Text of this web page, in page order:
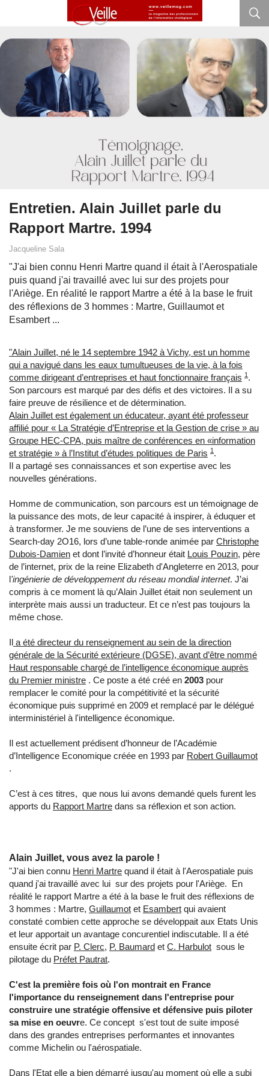
Entretien. Alain Juillet parle du
Rapport Martre. 1994
Jacqueline Sala
"J'ai bien connu Henri Martre quand il était à l'Aerospatiale
puis quand j'ai travaillé avec lui sur des projets pour
l'Ariège. En réalité le rapport Martre a été à la base le fruit
des réflexions de 3 hommes : Martre, Guillaumot et
Esambert ...
"Alain Juillet, né le 14 septembre 1942 à Vichy, est un homme
qui a navigué dans les eaux tumultueuses de la vie, à la fois
comme dirigeant d’entreprises et haut fonctionnaire français 1.
Son parcours est marqué par des défis et des victoires. Il a su
faire preuve de résilience et de détermination.
Alain Juillet est également un éducateur, ayant été professeur
affilié pour « La Stratégie d’Entreprise et la Gestion de crise » au
Groupe HEC-CPA, puis maître de conférences en «information
et stratégie » à l’Institut d’études politiques de Paris 1.
Il a partagé ses connaissances et son expertise avec les
nouvelles générations.
Homme de communication, son parcours est un témoignage de
la puissance des mots, de leur capacité à inspirer, à éduquer et
à transformer. Je me souviens de l’une de ses interventions a
Search-day 2O16, lors d’une table-ronde animée par Christophe
Dubois-Damien et dont l’invité d’honneur était Louis Pouzin, père
de l’internet, prix de la reine Elizabeth d'Angleterre en 2013, pour
l'ingénierie de développement du réseau mondial internet. J’ai
compris à ce moment là qu’Alain Juillet était non seulement un
interprète mais aussi un traducteur. Et ce n’est pas toujours la
même chose.
Il a été directeur du renseignement au sein de la direction
générale de la Sécurité extérieure (DGSE), avant d’être nommé
Haut responsable chargé de l’intelligence économique auprès
du Premier ministre . Ce poste a été créé en 2003 pour
remplacer le comité pour la compétitivité et la sécurité
économique puis supprimé en 2009 et remplacé par le délégué
interministériel à l'intelligence économique.
Il est actuellement prédisent d’honneur de l’Académie
d’Intelligence Economique créée en 1993 par Robert Guillaumot
.
C’est à ces titres, que nous lui avons demandé quels furent les
apports du Rapport Martre dans sa réflexion et son action.
Alain Juillet, vous avez la parole !
"J'ai bien connu Henri Martre quand il était à l'Aerospatiale puis
quand j'ai travaillé avec lui sur des projets pour l'Ariège. En
réalité le rapport Martre a été à la base le fruit des réflexions de
3 hommes : Martre, Guillaumot et Esambert qui avaient
constaté combien cette approche se développait aux Etats Unis
et leur apportait un avantage concurentiel indiscutable. Il a été
ensuite écrit par P. Clerc, P. Baumard et C. Harbulot sous le
pilotage du Préfet Pautrat.
C'est la première fois où l'on montrait en France
l'importance du renseignement dans l'entreprise pour
construire une stratégie offensive et défensive puis piloter
sa mise en oeuvre. Ce concept s'est tout de suite imposé
dans des grandes entreprises performantes et innovantes
comme Michelin ou l'aérospatiale.
Dans l'Etat elle a bien démarré jusqu'au moment où elle a subi